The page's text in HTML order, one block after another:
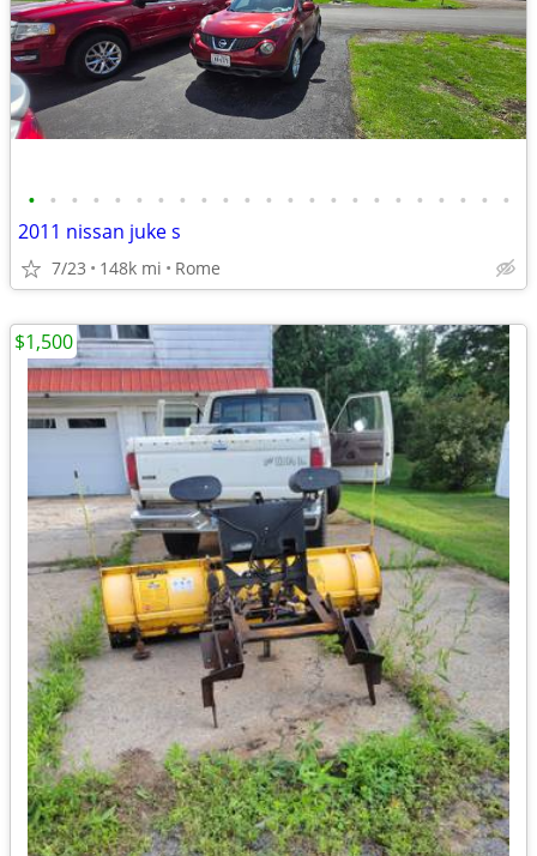
• • • • • • • • • • • • • • • • • • • • • • •
2011 nissan juke s
7/23 148k mi Rome
$1,500